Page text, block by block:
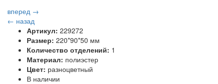
вперед →
← назад
Артикул: 229272
Размер: 220*90*50 мм
Количество отделений: 1
Материал: полиэстер
Цвет: разноцветный
В наличии